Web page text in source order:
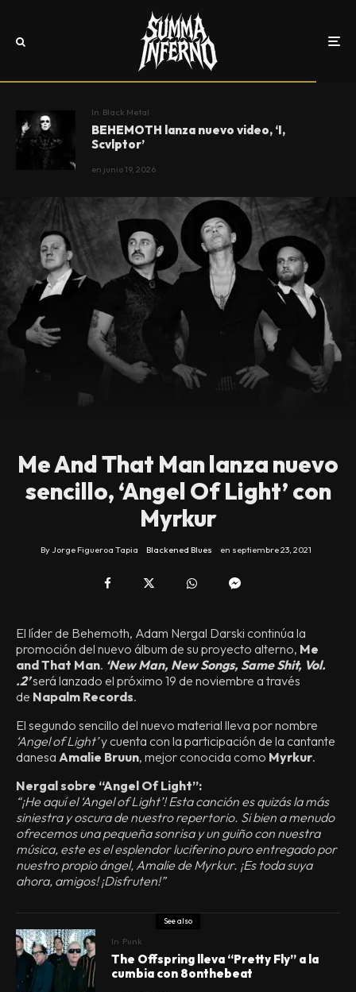
In Black Metal
BEHEMOTH lanza nuevo video, ‘I,
Scvlptor’
en junio 19, 2026
Me And That Man lanza nuevo
sencillo, ‘Angel Of Light’ con
Myrkur
By Jorge Figueroa Tapia Blackened Blues en septiembre 23, 2021
El líder de Behemoth, Adam Nergal Darski continúa la
promoción del nuevo álbum de su proyecto alterno, Me
and That Man. ‘New Man, New Songs, Same Shit, Vol.
.2’será lanzado el próximo 19 de noviembre a través
de Napalm Records.
El segundo sencillo del nuevo material lleva por nombre
‘Angel of Light’y cuenta con la participación de la cantante
danesa Amalie Bruun, mejor conocida como Myrkur.
Nergal sobre “Angel Of Light”:
“¡He aquí el ‘Angel of Light’! Esta canción es quizás la más
siniestra y oscura de nuestro repertorio. Si bien a menudo
ofrecemos una pequeña sonrisa y un guiño con nuestra
música, este es el esplendor luciferino puro entregado por
nuestro propio ángel, Amalie de Myrkur. ¡Es toda suya
ahora, amigos! ¡Disfruten!”
See also
In Punk
The Offspring lleva “Pretty Fly” a la
cumbia con 8onthebeat